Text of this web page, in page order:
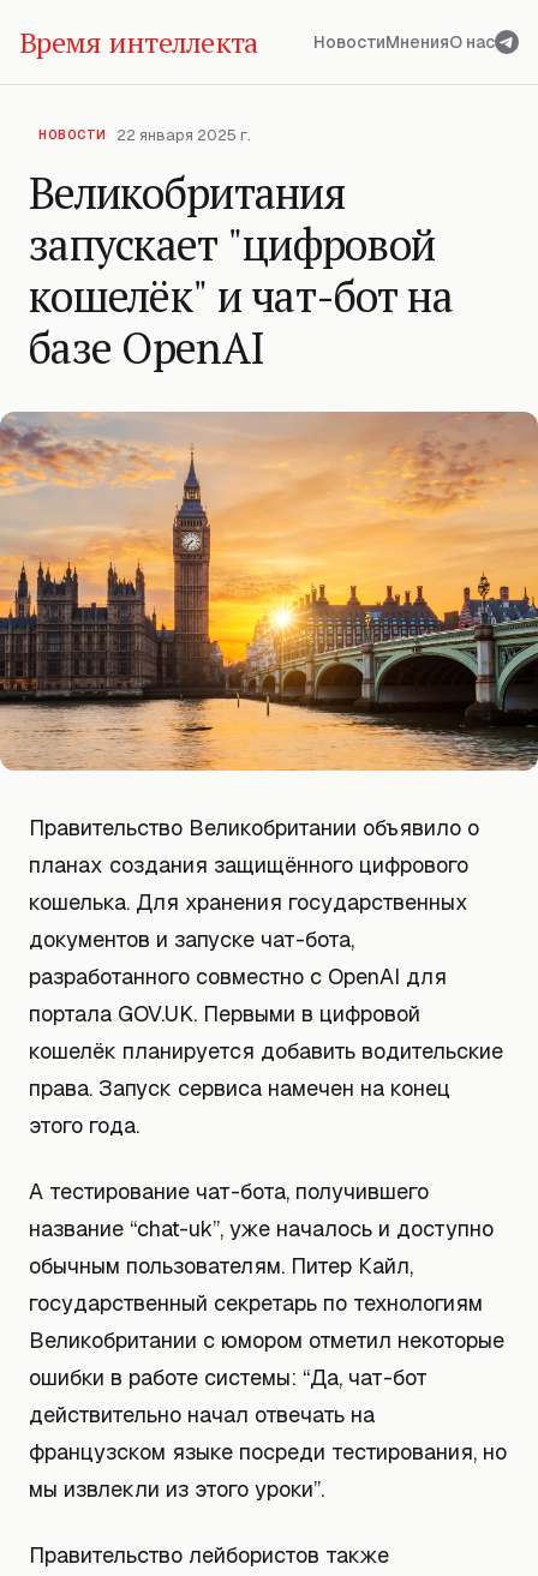
Время интеллекта НовостиМненияО нас
НОВОСТИ 22 января 2025 г.
Великобритания
запускает "цифровой
кошелёк" и чат-бот на
базе OpenAI
Правительство Великобритании объявило о
планах создания защищённого цифрового
кошелька. Для хранения государственных
документов и запуске чат-бота,
разработанного совместно с OpenAI для
портала GOV.UK. Первыми в цифровой
кошелёк планируется добавить водительские
права. Запуск сервиса намечен на конец
этого года.
А тестирование чат-бота, получившего
название “chat-uk”, уже началось и доступно
обычным пользователям. Питер Кайл,
государственный секретарь по технологиям
Великобритании с юмором отметил некоторые
ошибки в работе системы: “Да, чат-бот
действительно начал отвечать на
французском языке посреди тестирования, но
мы извлекли из этого уроки”.
Правительство лейбористов также